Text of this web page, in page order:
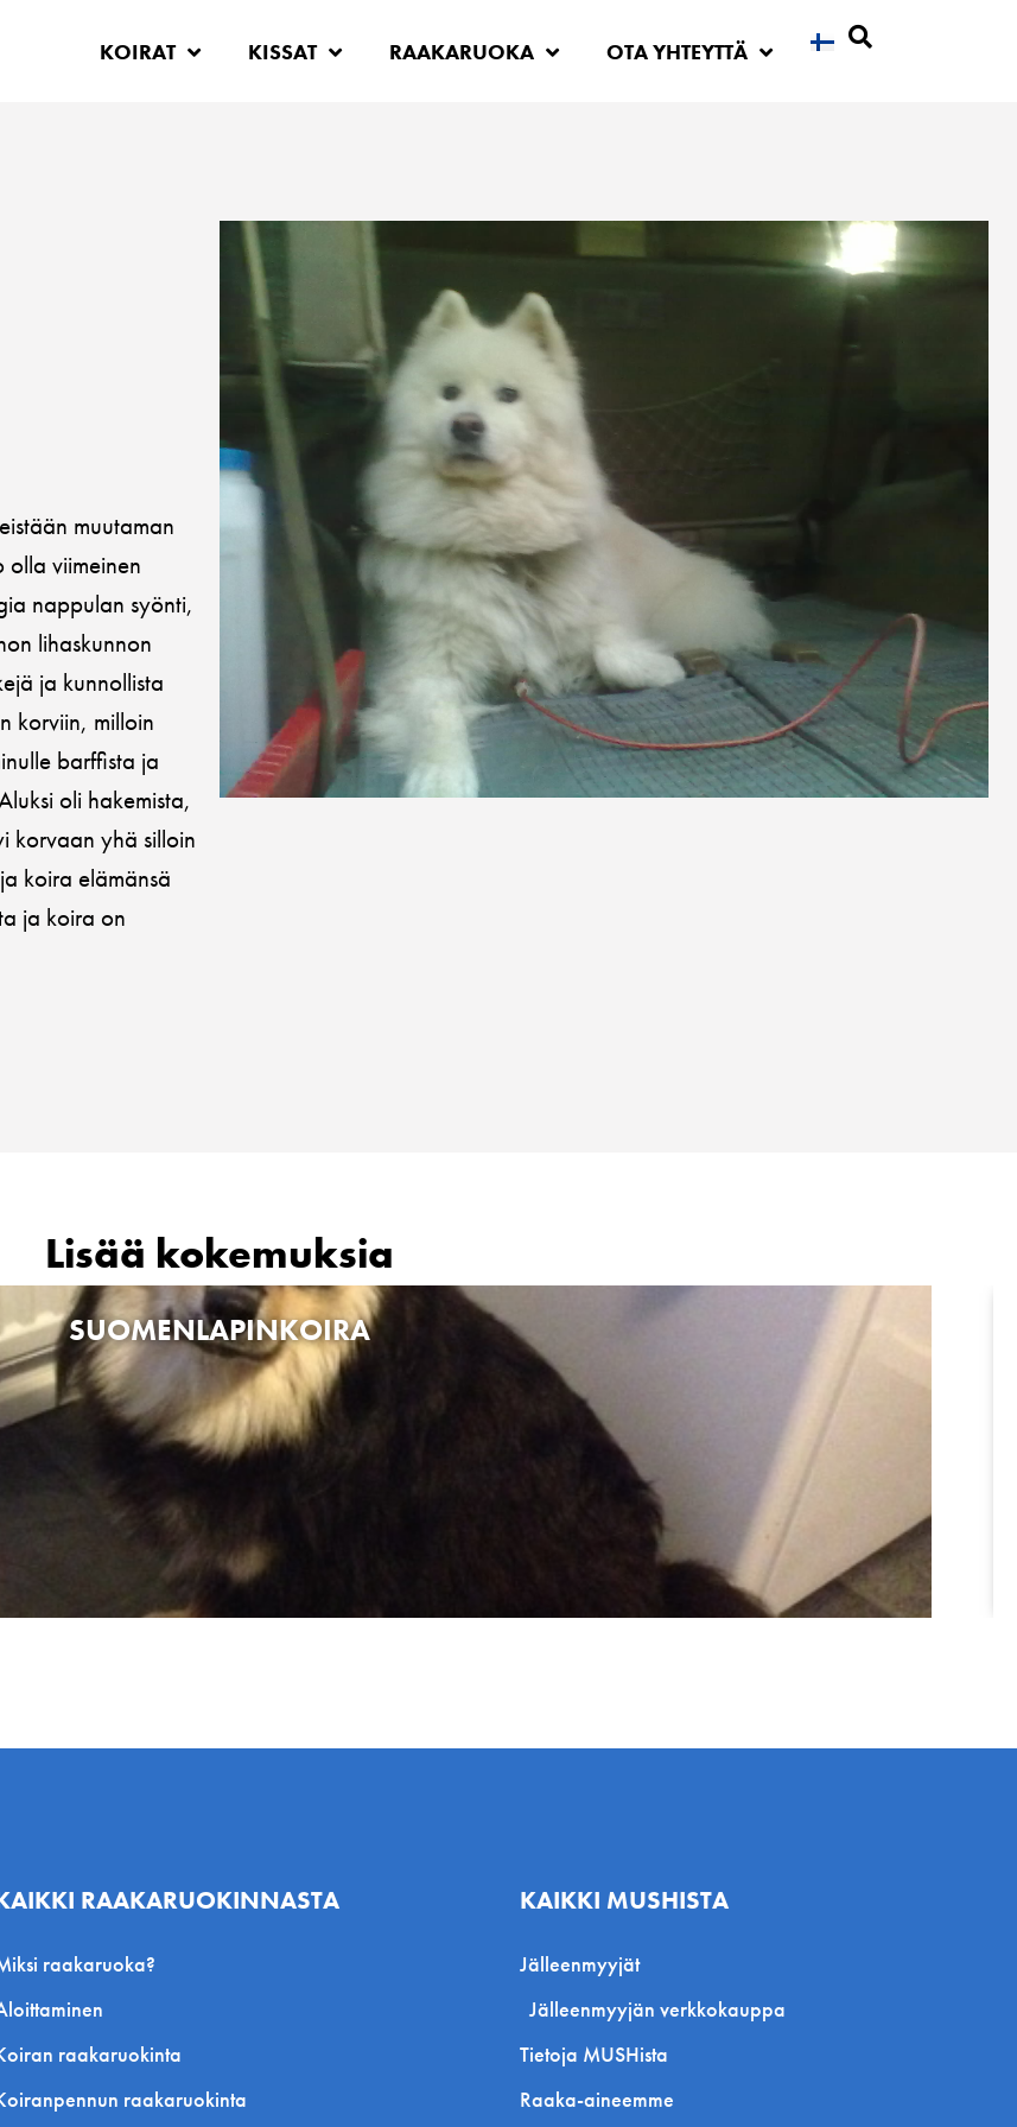
KOIRAT KISSAT RAAKARUOKA OTA YHTEYTTÄ
muutaman
olla viimeinen
nappulan syönti,
lihaskunnon
ja kunnollista
korviin, milloin
barffista ja
oli hakemista,
korvaan yhä silloin
koira elämänsä
ja koira on
Lisää kokemuksia
SUOMENLAPINKOIRA
RAAKARUOKINNASTA
raakaruoka?
raakaruokinta
raakaruokinta
KAIKKI MUSHISTA
Jälleenmyyjät
Jälleenmyyjän verkkokauppa
Tietoja MUSHista
Raaka-aineemme